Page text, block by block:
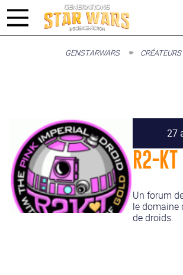
GENSTARWARS CRÉATEURS
27
R2-
Un forum
le domaine
de droids.